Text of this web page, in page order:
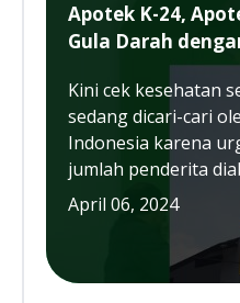
Apotek K-24,
Gula Darah
Kini cek kesehatan
sedang dicari-cari
Indonesia karena
jumlah penderita
April 06, 2024